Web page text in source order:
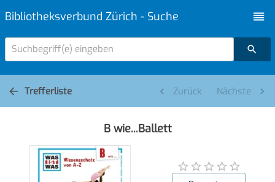
Bibliotheksverbund Zürich - Suche
Suchbegriff(e) eingeben
Trefferliste Zurück Nächste
B wie...Ballett